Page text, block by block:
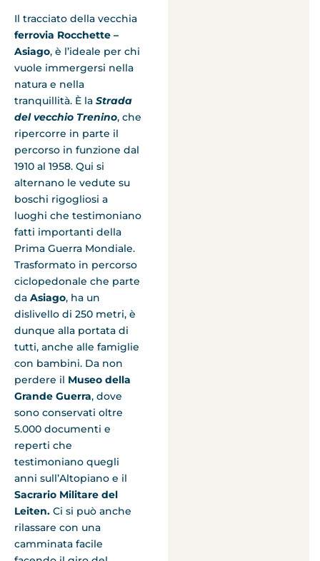
Il tracciato della vecchia
ferrovia Rocchette –
Asiago, è l’ideale per chi
vuole immergersi nella
natura e nella
tranquillità. È la Strada
del vecchio Trenino, che
ripercorre in parte il
percorso in funzione dal
1910 al 1958. Qui si
alternano le vedute su
boschi rigogliosi a
luoghi che testimoniano
fatti importanti della
Prima Guerra Mondiale.
Trasformato in percorso
ciclopedonale che parte
da Asiago, ha un
dislivello di 250 metri, è
dunque alla portata di
tutti, anche alle famiglie
con bambini. Da non
perdere il Museo della
Grande Guerra, dove
sono conservati oltre
5.000 documenti e
reperti che
testimoniano quegli
anni sull’Altopiano e il
Sacrario Militare del
Leiten. Ci si può anche
rilassare con una
camminata facile